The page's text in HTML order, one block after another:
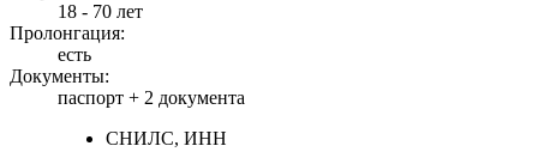
18 - 70 лет
Пролонгация:
есть
Документы:
паспорт + 2 документа
СНИЛС, ИНН